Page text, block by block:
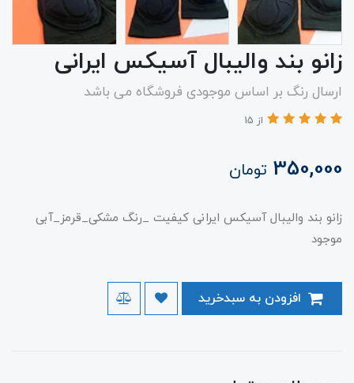
زانو بند والیبال آسیکس ایرانی
ارسال رنگ بر اساس موجودی فروشگاه می باشد
از 15
350,000 تومان
زانو بند والیبال آسیکس ایرانی کیفیت _رنگ مشکی_قرمز_آبی
موجود